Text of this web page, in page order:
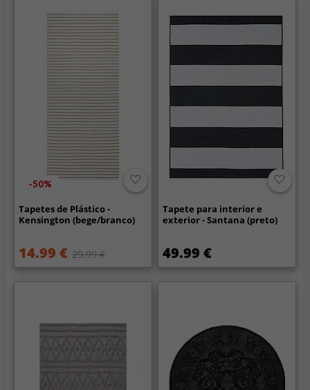
-50%
Tapetes de Plástico -
Kensington (bege/branco)
14.99 € 29.99 €
Tapete para interior e
exterior - Santana (preto)
49.99 €